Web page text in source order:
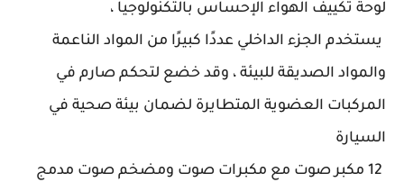
لوحة تكييف الهواء الإحساس بالتكنولوجيا ،
يستخدم الجزء الداخلي عددًا كبيرًا من المواد الناعمة
والمواد الصديقة للبيئة ، وقد خضع لتحكم صارم في
المركبات العضوية المتطايرة لضمان بيئة صحية في
السيارة
12 مكبر صوت مع مكبرات صوت ومضخم صوت مدمج